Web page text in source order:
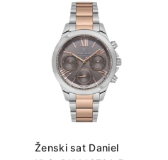
Ženski sat Daniel